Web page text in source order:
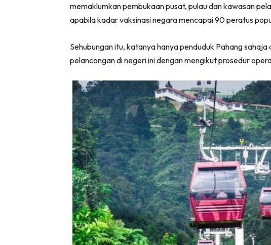
memaklumkan pembukaan pusat, pulau dan kawasan
apabila kadar vaksinasi negara mencapai 90 peratus
Sehubungan itu, katanya hanya penduduk Pahang
pelancongan di negeri ini dengan mengikut prosedur